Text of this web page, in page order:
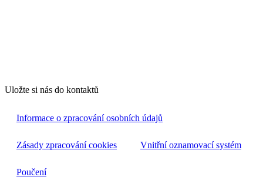
Uložte si nás do kontaktů
Informace o zpracování osobních údajů
Zásady zpracování cookies Vnitřní oznamovací systém
Poučení